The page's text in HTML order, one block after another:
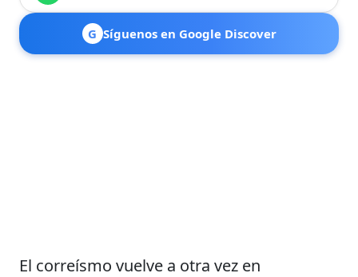
G Síguenos en Google Discover
El correísmo vuelve a otra vez en